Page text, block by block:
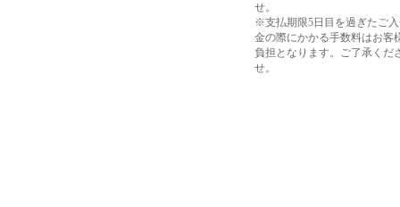
せ。
※支払期限5日目を過ぎたご
金の際にかかる手数料はお客
負担となります。ご了承くだ
せ。